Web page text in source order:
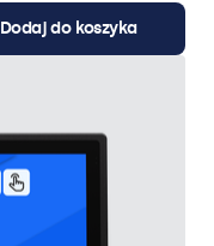
Dodaj do koszyka